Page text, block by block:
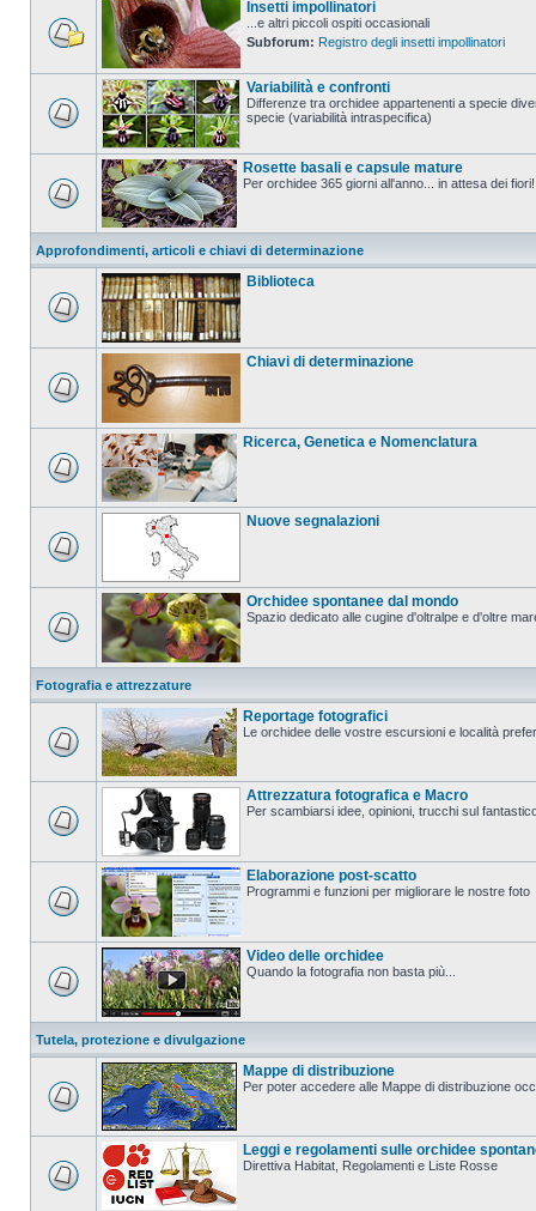
Insetti impollinatori
...e altri piccoli ospiti occasionali
Subforum: Registro degli insetti impollinatori
Variabilità e confronti
Differenze tra orchidee appartenenti a specie
specie (variabilità intraspecifica)
Rosette basali e capsule mature
Per orchidee 365 giorni all'anno... in attesa dei fiori!
Approfondimenti, articoli e chiavi di determinazione
Biblioteca
Chiavi di determinazione
Ricerca, Genetica e Nomenclatura
Nuove segnalazioni
Orchidee spontanee dal mondo
Spazio dedicato alle cugine d'oltralpe e d'oltre
Fotografia e attrezzature
Reportage fotografici
Le orchidee delle vostre escursioni e località
Attrezzatura fotografica e Macro
Per scambiarsi idee, opinioni, trucchi sul
Elaborazione post-scatto
Programmi e funzioni per migliorare le nostre foto
Video delle orchidee
Quando la fotografia non basta più...
Tutela, protezione e divulgazione
Mappe di distribuzione
Per poter accedere alle Mappe di distribuzione
Leggi e regolamenti sulle orchidee
Direttiva Habitat, Regolamenti e Liste Rosse